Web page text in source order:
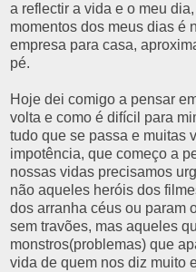
a reflectir a vida e o meu
momentos dos meus dias é
empresa para casa,
pé.
Hoje dei comigo a pensar
volta e como é difícil para
tudo que se passa e muitas
impotência, que começo a
nossas vidas precisamos
não aqueles heróis dos
dos arranha céus ou param
sem travões, mas aqueles
monstros(problemas) que
vida de quem nos diz muito